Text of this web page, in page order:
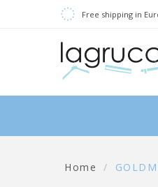
Free shipping in
Home /